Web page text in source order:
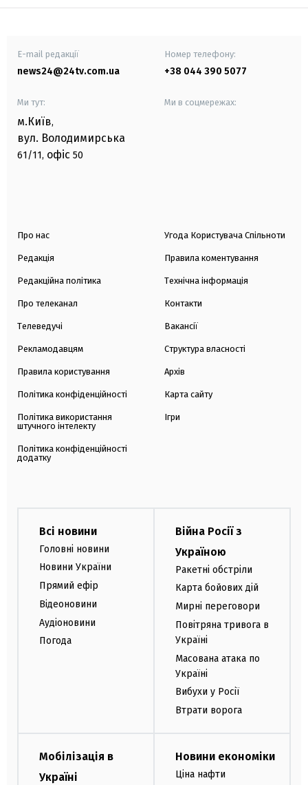
E-mail редакції
news24@24tv.com.ua
Номер телефону:
+38 044 390 5077
Ми тут:
м.Київ,
вул. Володимирська
61/11, офіс 50
Ми в соцмережах:
Про нас
Редакція
Редакційна політика
Про телеканал
Телеведучі
Рекламодавцям
Правила користування
Політика конфіденційності
Політика використання
штучного інтелекту
Політика конфіденційності
додатку
Угода Користувача Спільноти
Правила коментування
Технічна інформація
Контакти
Вакансії
Структура власності
Архів
Карта сайту
Ігри
Всі новини
Головні новини
Новини України
Прямий ефір
Відеоновини
Аудіоновини
Погода
Війна Росії з
Україною
Ракетні обстріли
Карта бойових дій
Мирні переговори
Повітряна тривога в
Україні
Масована атака по
Україні
Вибухи у Росії
Втрати ворога
Мобілізація в
Україні
Новини економіки
Ціна нафти